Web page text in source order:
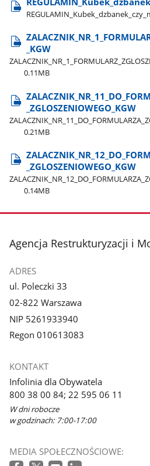
_KGW
0.11MB
_ZGLOSZENIOWEGO​_KGW
0.21MB
_ZGLOSZENIOWEGO​_KGW
0.14MB
stopka
Agencja Restrukturyzacji i
ADRES
ul. Poleczki 33
02-822 Warszawa
NIP 5261933940
Regon 010613083
KONTAKT
Infolinia dla Obywatela
800 38 00 84; 22 595 06 11
W dni robocze
w godzinach: 7:00-17:00
MEDIA SPOŁECZNOŚCIOWE: